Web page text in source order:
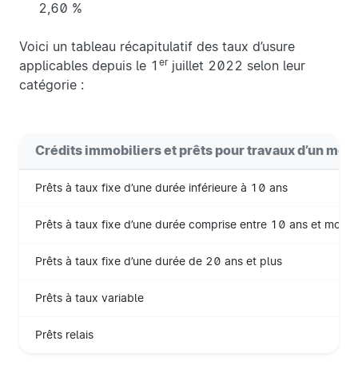
2,60 %
Voici un tableau récapitulatif des taux d’usure
applicables depuis le 1 er juillet 2022 selon leur
catégorie :
Crédits immobiliers et prêts pour travaux d’un
Prêts à taux fixe d’une durée inférieure à 10 ans
Prêts à taux fixe d’une durée comprise entre 10 ans et
Prêts à taux fixe d’une durée de 20 ans et plus
Prêts à taux variable
Prêts relais